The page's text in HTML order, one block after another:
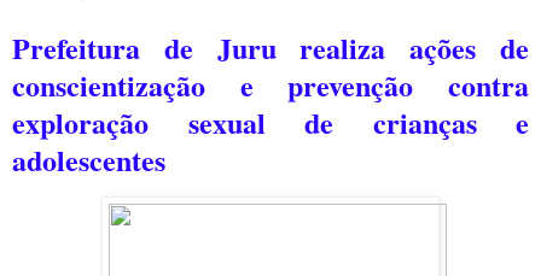
Prefeitura de Juru realiza ações de
conscientização e prevenção contra
exploração sexual de crianças e
adolescentes